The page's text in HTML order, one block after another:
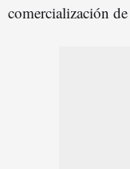
comercialización